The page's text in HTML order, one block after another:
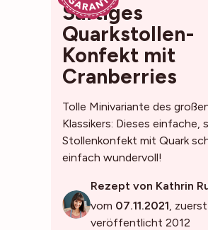
Saftiges
Quarkstollen-
Konfekt mit
Cranberries
Tolle Minivariante des
Klassikers: Dieses einfache,
Stollenkonfekt mit Quark
einfach wundervoll!
Rezept von Kathrin
vom 07.11.2021, zuerst
veröffentlicht 2012